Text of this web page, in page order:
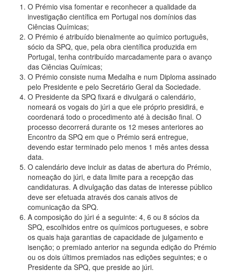
O Prémio visa fomentar e reconhecer a qualidade da
investigação científica em Portugal nos domínios das
Ciências Químicas;
O Prémio é atribuído bienalmente ao químico português,
sócio da SPQ, que, pela obra científica produzida em
Portugal, tenha contribuído marcadamente para o avanço
das Ciências Químicas;
O Prémio consiste numa Medalha e num Diploma assinado
pelo Presidente e pelo Secretário Geral da Sociedade.
O Presidente da SPQ fixará e divulgará o calendário,
nomeará os vogais do júri a que ele próprio presidirá, e
coordenará todo o procedimento até à decisão final. O
processo decorrerá durante os 12 meses anteriores ao
Encontro da SPQ em que o Prémio será entregue,
devendo estar terminado pelo menos 1 mês antes dessa
data.
O calendário deve incluir as datas de abertura do Prémio,
nomeação do júri, e data limite para a recepção das
candidaturas. A divulgação das datas de interesse público
deve ser efetuada através dos canais ativos de
comunicação da SPQ.
A composição do júri é a seguinte: 4, 6 ou 8 sócios da
SPQ, escolhidos entre os químicos portugueses, e sobre
os quais haja garantias de capacidade de julgamento e
isenção; o premiado anterior na segunda edição do Prémio
ou os dois últimos premiados nas edições seguintes; e o
Presidente da SPQ, que preside ao júri.